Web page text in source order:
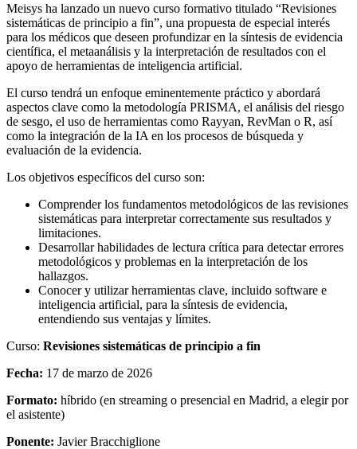
Meisys ha lanzado un nuevo curso formativo titulado “Revisiones
sistemáticas de principio a fin”, una propuesta de especial interés
para los médicos que deseen profundizar en la síntesis de evidencia
científica, el metaanálisis y la interpretación de resultados con el
apoyo de herramientas de inteligencia artificial.
El curso tendrá un enfoque eminentemente práctico y abordará
aspectos clave como la metodología PRISMA, el análisis del riesgo
de sesgo, el uso de herramientas como Rayyan, RevMan o R, así
como la integración de la IA en los procesos de búsqueda y
evaluación de la evidencia.
Los objetivos específicos del curso son:
Comprender los fundamentos metodológicos de las revisiones
sistemáticas para interpretar correctamente sus resultados y
limitaciones.
Desarrollar habilidades de lectura crítica para detectar errores
metodológicos y problemas en la interpretación de los
hallazgos.
Conocer y utilizar herramientas clave, incluido software e
inteligencia artificial, para la síntesis de evidencia,
entendiendo sus ventajas y límites.
Curso: Revisiones sistemáticas de principio a fin
Fecha: 17 de marzo de 2026
Formato: híbrido (en streaming o presencial en Madrid, a elegir por
el asistente)
Ponente: Javier Bracchiglione